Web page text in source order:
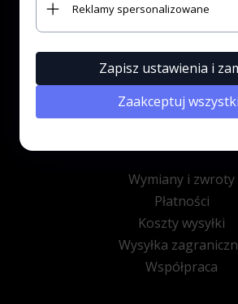
Polityka
Cookies
Wymiany i zwroty
Płatności
Koszty wysyłki
Wysyłka
Współpraca
Reklamy spersonalizowane
Zapisz ustawienia i
Zaakceptuj